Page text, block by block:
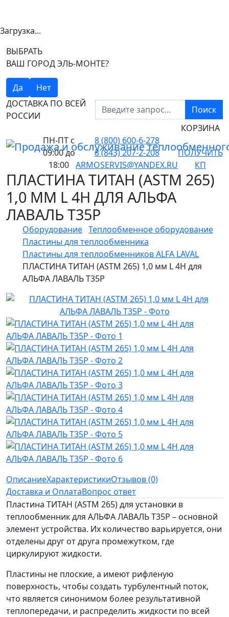
Загрузка...
ВЫБРАТЬ
ВАШ ГОРОД ЭЛЬ-МОНТЕ?
Да
Нет
ДОСТАВКА ПО ВСЕЙ
РОССИИ
Поиск
ПН-ПТ с
09:00 до
18:00
8 (800) 600-6-278
8 (843) 207-2-208
ARMOSERVIS@YANDEX.RU
КОРЗИНА
ПОЛУЧИТЬ
КП
ПЛАСТИНА ТИТАН (ASTM 265)
1,0 ММ L 4H ДЛЯ АЛЬФА
ЛАВАЛЬ T35P
Оборудование Теплообменное оборудование
Пластины для теплообменника
Пластины для теплообменников ALFA LAVAL
ПЛАСТИНА ТИТАН (ASTM 265) 1,0 мм L 4H для
АЛЬФА ЛАВАЛЬ T35P
ОписаниеХарактеристикиОтзывов (0)
Доставка и ОплатаВопрос ответ
Пластина ТИТАН (ASTM 265) для установки в
теплообменник для АЛЬФА ЛАВАЛЬ T35P – основной
элемент устройства. Их количество варьируется, они
отделены друг от друга промежутком, где
циркулируют жидкости.
Пластины не плоские, а имеют рифленую
поверхность, чтобы создать турбулентный поток,
что является синонимом более результативной
теплопередачи, и распределить жидкости по всей